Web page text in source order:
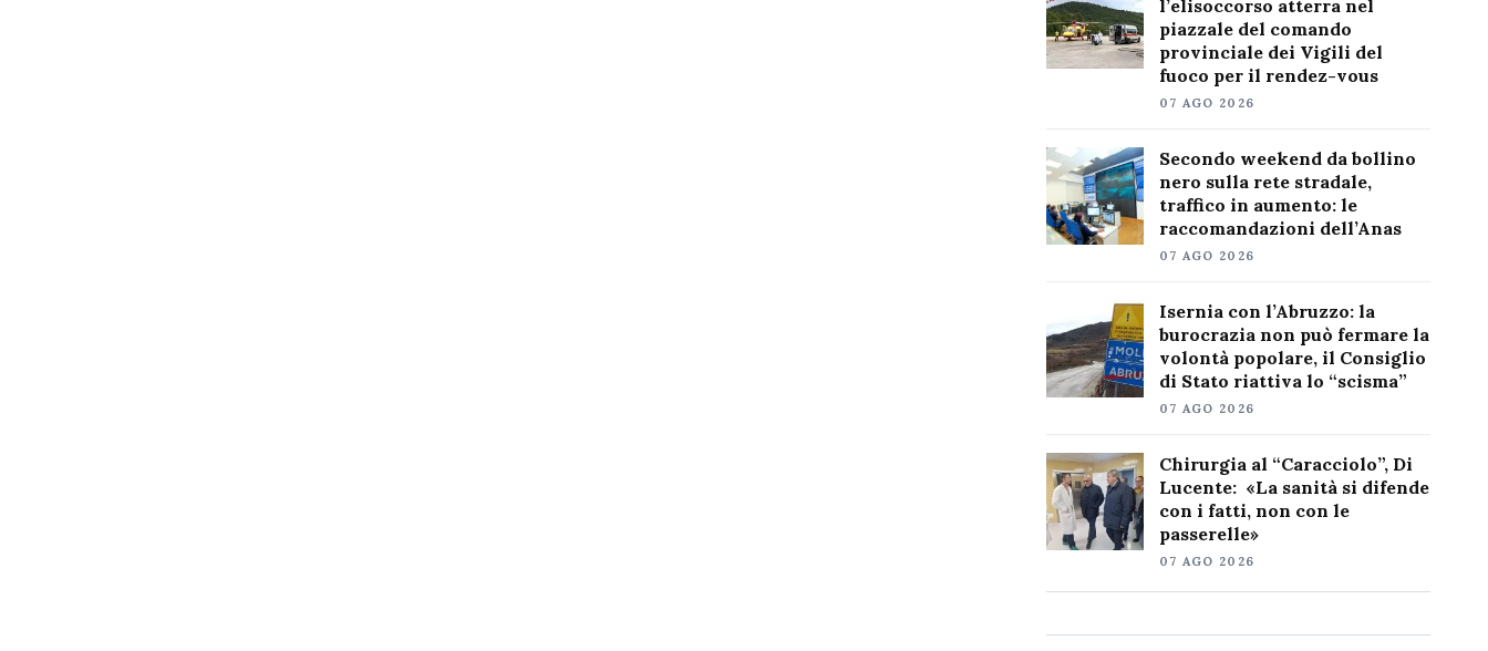
l’elisoccorso atterra nel
piazzale del comando
provinciale dei Vigili del
fuoco per il rendez-vous
07 AGO 2026
Secondo weekend da bollino
nero sulla rete stradale,
traffico in aumento: le
raccomandazioni dell’Anas
07 AGO 2026
Isernia con l’Abruzzo: la
burocrazia non può fermare la
volontà popolare, il Consiglio
di Stato riattiva lo “scisma”
07 AGO 2026
Chirurgia al “Caracciolo”, Di
Lucente: «La sanità si difende
con i fatti, non con le
passerelle»
07 AGO 2026